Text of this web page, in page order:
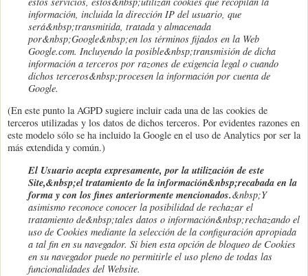
información, incluida la dirección IP del usuario, que
será&nbsp;transmitida, tratada y almacenada
por&nbsp;Google&nbsp;en los términos fijados en la Web
Google.com. Incluyendo la posible&nbsp;transmisión de dicha
información a terceros por razones de exigencia legal o cuando
dichos terceros&nbsp;procesen la información por cuenta de
Google.
(En este punto la AGPD sugiere incluir cada una de las cookies de
terceros utilizadas y los datos de dichos terceros. Por evidentes razones en
este modelo sólo se ha incluido la Google en el uso de Analytics por ser la
más extendida y común.)
El Usuario acepta expresamente, por la utilización de este
Site,&nbsp;el tratamiento de la información&nbsp;recabada en la
forma y con los fines anteriormente mencionados.&nbsp;Y
asimismo reconoce conocer la posibilidad de rechazar el
tratamiento de&nbsp;tales datos o información&nbsp;rechazando el
uso de Cookies mediante la selección de la configuración apropiada
a tal fin en su navegador. Si bien esta opción de bloqueo de Cookies
en su navegador puede no permitirle el uso pleno de todas las
funcionalidades del Website.